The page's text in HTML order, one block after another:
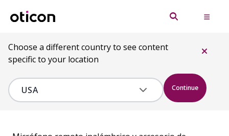
Choose a different country to see content
specific to your location
Continue